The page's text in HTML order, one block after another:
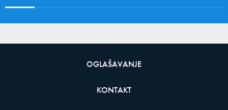
OGLAŠAVANJE
KONTAKT